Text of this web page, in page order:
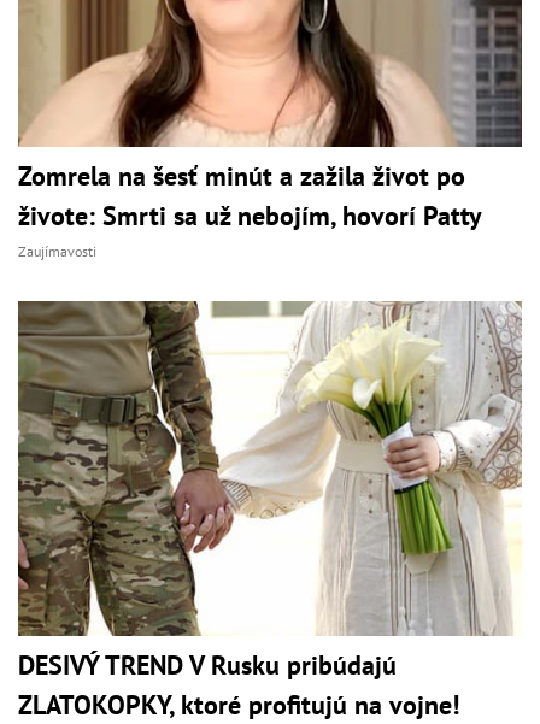
Zomrela na šesť minút a zažila život po
živote: Smrti sa už nebojím, hovorí Patty
Zaujímavosti
DESIVÝ TREND V Rusku pribúdajú
ZLATOKOPKY, ktoré profitujú na vojne!